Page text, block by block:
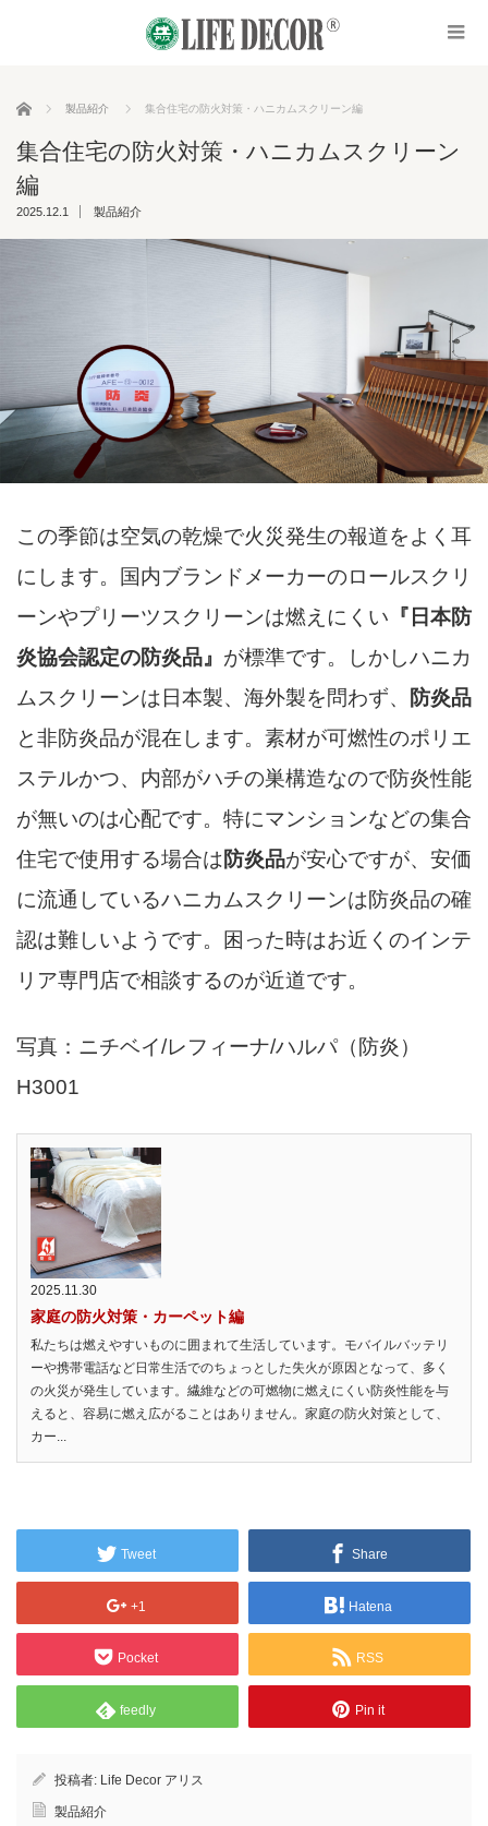
ホーム 製品紹介 集合住宅の防火対策・ハニカムスクリーン編
集合住宅の防火対策・ハニカムスクリーン
編
2025.12.1 製品紹介
この季節は空気の乾燥で火災発生の報道をよく耳
にします。国内ブランドメーカーのロールスクリ
ーンやプリーツスクリーンは燃えにくい 『日本防
炎協会認定の防炎品』 が標準です。しかしハニカ
ムスクリーンは日本製、海外製を問わず、
防炎品
と非防炎品が混在します。素材が可燃性のポリエ
ステルかつ、内部がハチの巣構造なので防炎性能
が無いのは心配です。特にマンションなどの集合
住宅で使用する場合は防炎品が安心ですが、安価
に流通しているハニカムスクリーンは防炎品の確
認は難しいようです。困った時はお近くのインテ
リア専門店で相談するのが近道です。
写真：ニチベイ/レフィーナ/ハルパ（防炎）
H3001
2025.11.30
家庭の防火対策・カーペット編
私たちは燃えやすいものに囲まれて生活しています。モバイルバッテリ
ーや携帯電話など日常生活でのちょっとした失火が原因となって、多く
の火災が発生しています。繊維などの可燃物に燃えにくい防炎性能を与
えると、容易に燃え広がることはありません。家庭の防火対策として、
カー...
Tweet Share
+1 Hatena
Pocket RSS
feedly Pin it
投稿者: Life Decor アリス
製品紹介